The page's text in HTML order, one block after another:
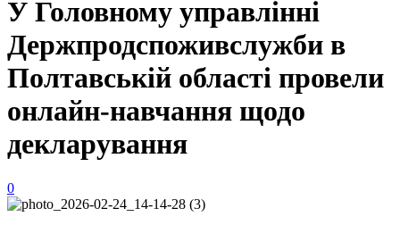
У Головному управлінні
Держпродспоживслужби в
Полтавській області провели
онлайн-навчання щодо
декларування
0